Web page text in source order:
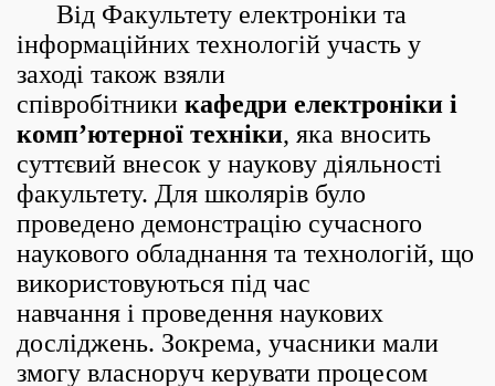
Від Факультету електроніки та
інформаційних технологій участь у
заході також взяли
співробітники кафедри електроніки і
комп’ютерної техніки, яка вносить
суттєвий внесок у наукову діяльності
факультету. Для школярів було
проведено демонстрацію сучасного
наукового обладнання та технологій, що
використовуються під час
навчання і проведення наукових
досліджень. Зокрема, учасники мали
змогу власноруч керувати процесом